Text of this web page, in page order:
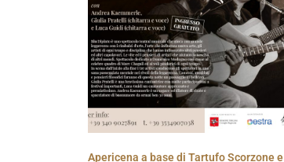
Apericena a base di Tartufo Scorzone e